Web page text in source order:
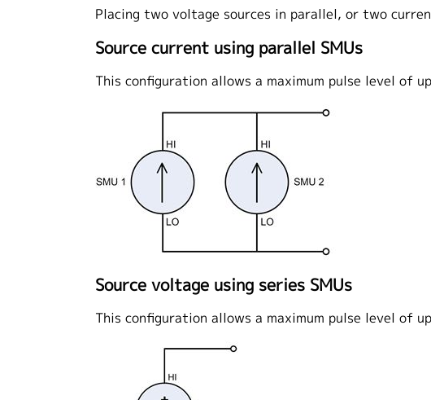
Placing two voltage sources in parallel, or two
Source current using parallel SMUs
This configuration allows a maximum pulse level of
Source voltage using series SMUs
This configuration allows a maximum pulse level of